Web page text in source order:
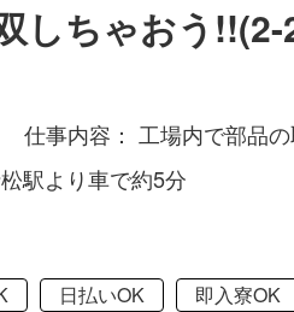
しちゃおう!!(2-
仕事内容： 工場内で部品
駅より車で約5分
日払いOK 即入寮OK